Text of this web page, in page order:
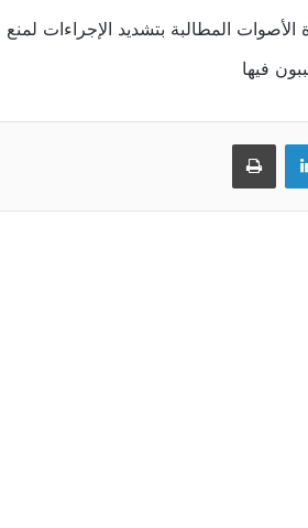
المطالبة بتشديد الإجراءات
فيها
لينكدإن طباعة